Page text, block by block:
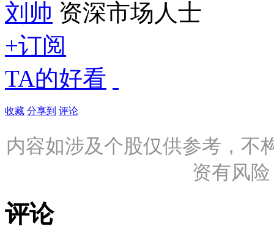
刘帅 资深市场人士
+订阅
TA的好看
收藏 分享到 评论
内容如涉及个股仅供参考，不
资有风
评论